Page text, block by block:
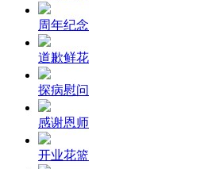
周年纪念
道歉鲜花
探病慰问
感谢恩师
开业花篮